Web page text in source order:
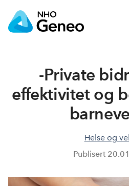
-Private
effektivitet og
Helse og
Publisert